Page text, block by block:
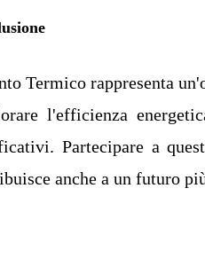
Termico rappresenta
l'efficienza
Partecipare a
anche a un futuro